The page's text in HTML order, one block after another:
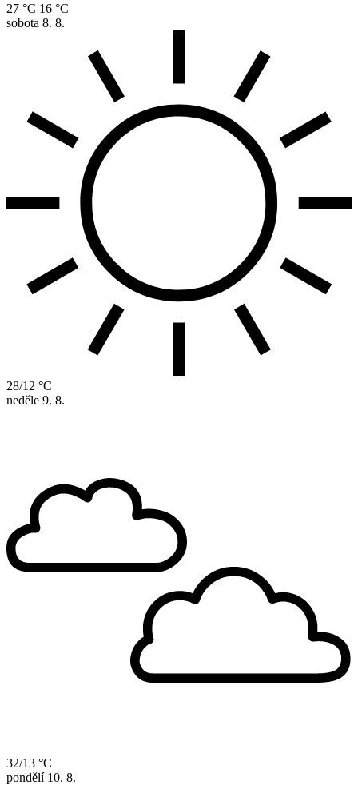
27 °C 16 °C
sobota 8. 8.
28/12 °C
neděle 9. 8.
32/13 °C
pondělí 10. 8.